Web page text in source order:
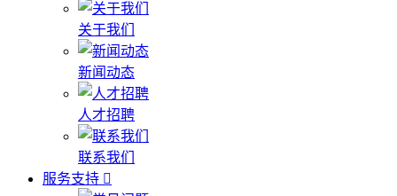
关于我们
新闻动态
人才招聘
联系我们
服务支持